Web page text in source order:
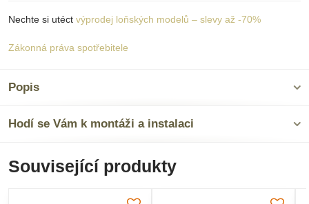
Nechte si utéct výprodej loňských modelů – slevy až -70%
Zákonná práva spotřebitele
Popis
Hodí se Vám k montáži a instalaci
Související produkty